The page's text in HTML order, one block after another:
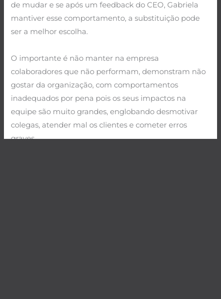
de mudar e se após um feedback do CEO, Gabriela
mantiver esse comportamento, a substituição pode
ser a melhor escolha.
O importante é não manter na empresa
colaboradores que não performam, demonstram não
gostar da organização, com comportamentos
inadequados por pena pois os seus impactos na
equipe são muito grandes, englobando desmotivar
colegas, atender mal os clientes e cometer erros
graves.